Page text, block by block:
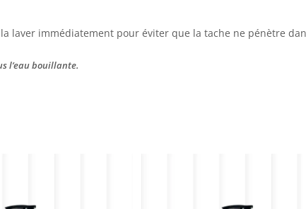
laver immédiatement pour éviter que la tache ne pénètre
l’eau bouillante.